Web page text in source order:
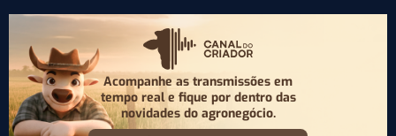
Acompanhe as transmissões em
tempo real e fique por dentro das
novidades do agronegócio.